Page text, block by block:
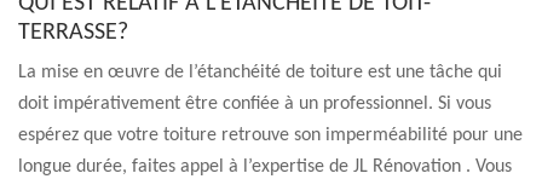
TERRASSE?
La mise en œuvre de l’étanchéité de toiture est une tâche qui
doit impérativement être confiée à un professionnel. Si vous
espérez que votre toiture retrouve son imperméabilité pour une
longue durée, faites appel à l’expertise de JL Rénovation . Vous